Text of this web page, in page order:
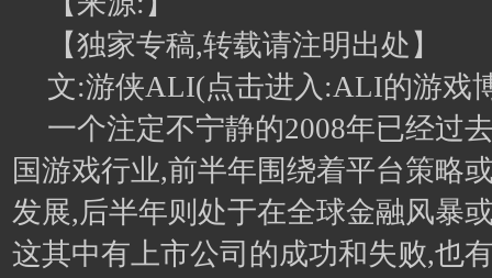
【独家专稿,转载请注明出处】
文:游侠ALI(点击进入:ALI的游戏
一个注定不宁静的2008年已经过
国游戏行业,前半年围绕着平台策略
发展,后半年则处于在全球金融风暴
这其中有上市公司的成功和失败,也